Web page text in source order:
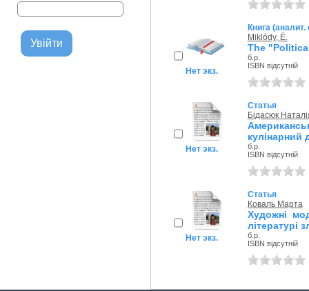
Нет экз.
Книга
Miklódy, É.
The
б.р.
ISBN відсутній
Нет экз.
Статья
Бідасюк
кулінарний
б.р.
ISBN відсутній
Нет экз.
Статья
Коваль Марта
Художні
літературі
б.р.
ISBN відсутній